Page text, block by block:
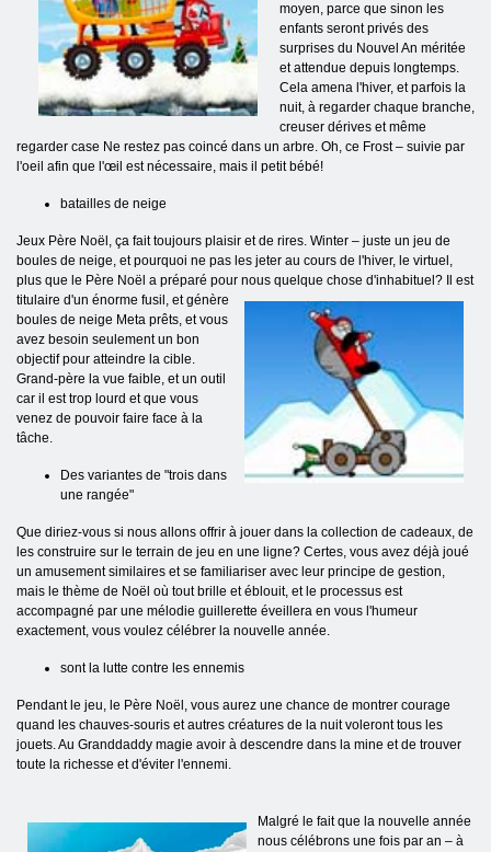
moyen, parce que sinon les
enfants seront privés des
surprises du Nouvel An méritée
et attendue depuis longtemps.
Cela amena l'hiver, et parfois la
nuit, à regarder chaque branche,
creuser dérives et même
regarder case Ne restez pas coincé dans un arbre. Oh, ce Frost – suivie par
l'oeil afin que l'œil est nécessaire, mais il petit bébé!
batailles de neige
Jeux Père Noël, ça fait toujours plaisir et de rires. Winter – juste un jeu de
boules de neige, et pourquoi ne pas les jeter au cours de l'hiver, le virtuel,
plus que le Père Noël a préparé pour nous quelque chose d'inhabituel? Il est
titulaire d'un énorme fusil, et génère
boules de neige Meta prêts, et vous
avez besoin seulement un bon
objectif pour atteindre la cible.
Grand-père la vue faible, et un outil
car il est trop lourd et que vous
venez de pouvoir faire face à la
tâche.
Des variantes de "trois dans
une rangée"
Que diriez-vous si nous allons offrir à jouer dans la collection de cadeaux, de
les construire sur le terrain de jeu en une ligne? Certes, vous avez déjà joué
un amusement similaires et se familiariser avec leur principe de gestion,
mais le thème de Noël où tout brille et éblouit, et le processus est
accompagné par une mélodie guillerette éveillera en vous l'humeur
exactement, vous voulez célébrer la nouvelle année.
sont la lutte contre les ennemis
Pendant le jeu, le Père Noël, vous aurez une chance de montrer courage
quand les chauves-souris et autres créatures de la nuit voleront tous les
jouets. Au Granddaddy magie avoir à descendre dans la mine et de trouver
toute la richesse et d'éviter l'ennemi.
Malgré le fait que la nouvelle année
nous célébrons une fois par an – à